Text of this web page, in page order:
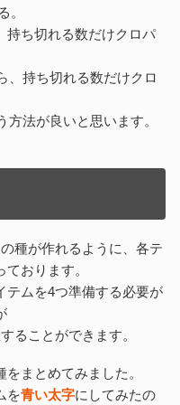
。
持ち切れる数だけクロパ
、持ち切れる数だけクロ
法が良いと思います。
種が作れるように、各テ
おります。
テムを4つ準備する必要が
ることができます。
まとめてみました。
を青い太字にしてみたの